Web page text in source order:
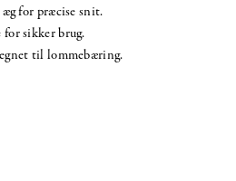
for præcise snit.
for sikker brug.
til lommebæring.